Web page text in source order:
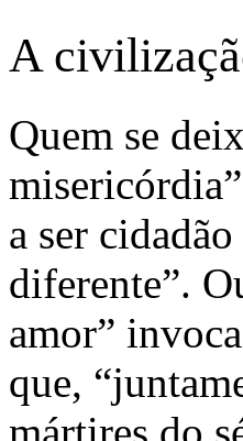
A
Quem se
a ser
diferente”.
amor”
que,
mártires do